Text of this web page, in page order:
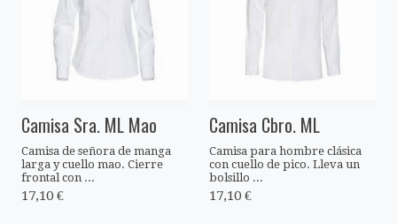
Camisa Sra. ML Mao
Camisa de señora de manga
larga y cuello mao. Cierre
frontal con ...
17,10 €
Camisa Cbro. ML
Camisa para hombre clásica
con cuello de pico. Lleva un
bolsillo ...
17,10 €